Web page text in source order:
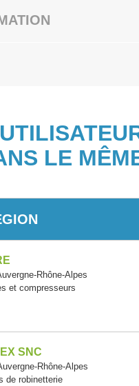
LE
Rhône-Alpes
et compresseurs
SNC
Rhône-Alpes
de robinetterie